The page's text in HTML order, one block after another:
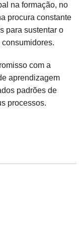
na formação, no
procura constante
para sustentar o
com a
aprendizagem
padrões de
processos.